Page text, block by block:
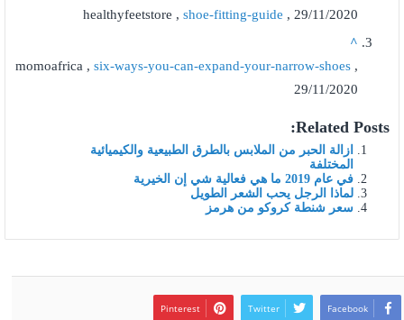
healthyfeetstore , shoe-fitting-guide , 29/11/2020
^
momoafrica , six-ways-you-can-expand-your-narrow-shoes ,
29/11/2020
Related Posts:
ازالة الحبر من الملابس بالطرق الطبيعية والكيميائية
المختلفة
في عام 2019 ما هي فعالية شي إن الخيرية
لماذا الرجل يحب الشعر الطويل
سعر شنطة كروكو من هرمز
Facebook
Twitter
Pinterest